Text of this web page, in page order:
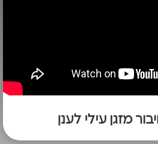
מזגן עילי לענן